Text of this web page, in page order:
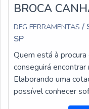
BROCA
DFG FERRAMENTAS /
SP
Quem está à
conseguirá
Elaborando uma
possível conhecer
lugar.Quando o